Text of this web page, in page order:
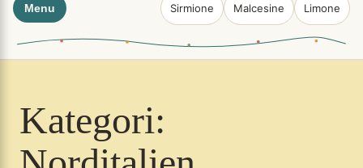
Menu Sirmione Malcesine Limone
Kategori: